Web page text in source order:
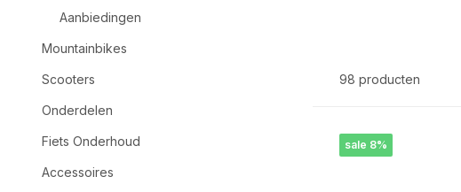
Aanbiedingen
Mountainbikes
Scooters
Onderdelen
Fiets Onderhoud
Accessoires
98 producten
sale 8%